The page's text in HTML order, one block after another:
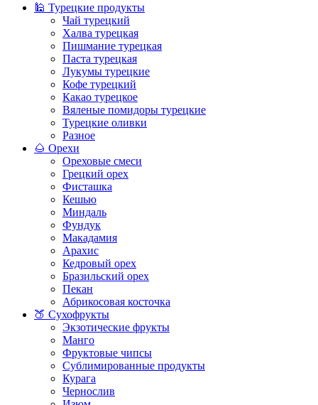
🕌 Турецкие продукты
Чай турецкий
Халва турецкая
Пишмание турецкая
Паста турецкая
Лукумы турецкие
Кофе турецкий
Какао турецкое
Вяленые помидоры турецкие
Турецкие оливки
Разное
🌰 Орехи
Ореховые смеси
Грецкий орех
Фисташка
Кешью
Миндаль
Фундук
Макадамия
Арахис
Кедровый орех
Бразильский орех
Пекан
Абрикосовая косточка
🍑 Сухофрукты
Экзотические фрукты
Манго
Фруктовые чипсы
Сублимированные продукты
Курага
Чернослив